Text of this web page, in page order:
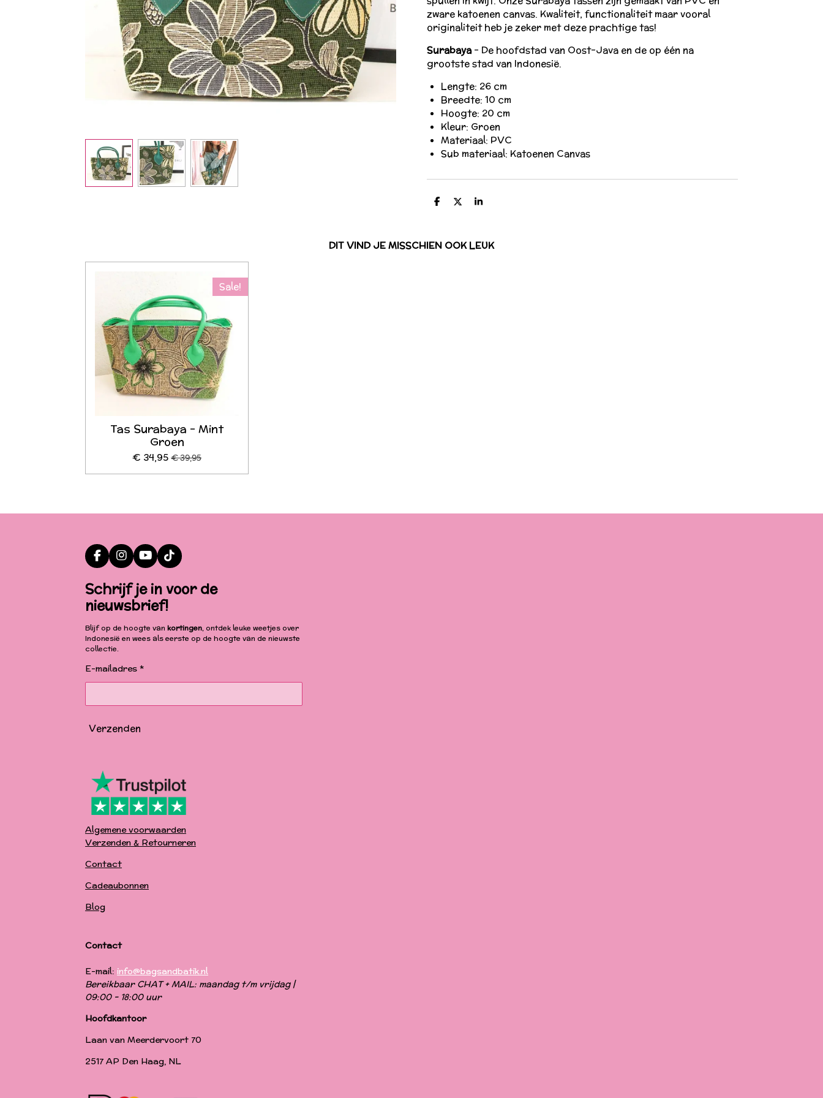
zware katoenen canvas. Kwaliteit, functionaliteit maar vooral
originaliteit heb je zeker met deze prachtige tas!
Surabaya- De hoofdstad van Oost-Java en de op één na
grootste stad van Indonesië.
Lengte: 26 cm
Breedte: 10 cm
Hoogte: 20 cm
Kleur: Groen
Materiaal: PVC
Sub materiaal: Katoenen Canvas
D
n
D S
e
DIT VIND JE MISSCHIEN OOK LEUK
Sale!
Tas Surabaya - Mint
Groen
€ 34,95 € 39,95
F
a
e
b
o
k
I
n
s
t
a
r
a
Y
o
T
u
e
T
i
T
Schrijf je in voor de
nieuwsbrief!
Blijf op de hoogte van kortingen, ontdek leuke weetjes over
Indonesië en wees als eerste op de hoogte van de nieuwste
collectie.
E-mailadres *
Verzenden
Algemene voorwaarden
Verzenden & Retourneren
Contact
Cadeaubonnen
Blog
Contact
E-mail: info@bagsandbatik.nl
Bereikbaar CHAT + MAIL: maandag t/m vrijdag |
09:00 - 18:00 uur
Hoofdkantoor
Laan van Meerdervoort 70
2517 AP Den Haag, NL